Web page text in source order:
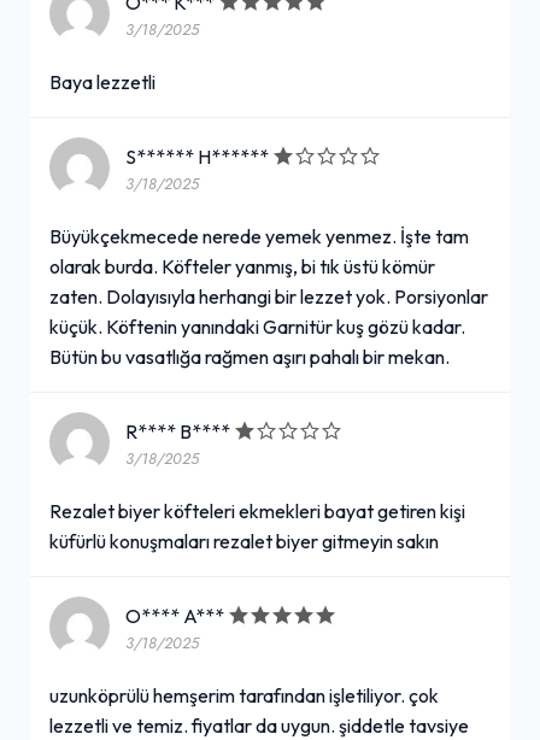
3/18/2025
Baya lezzetli
S****** H******
3/18/2025
Büyükçekmecede nerede yemek yenmez. İşte tam
olarak burda. Köfteler yanmış, bi tık üstü kömür
zaten. Dolayısıyla herhangi bir lezzet yok. Porsiyonlar
küçük. Köftenin yanındaki Garnitür kuş gözü kadar.
Bütün bu vasatlığa rağmen aşırı pahalı bir mekan.
R**** B****
3/18/2025
Rezalet biyer köfteleri ekmekleri bayat getiren kişi
küfürlü konuşmaları rezalet biyer gitmeyin sakın
O**** A***
3/18/2025
uzunköprülü hemşerim tarafından işletiliyor. çok
lezzetli ve temiz. fiyatlar da uygun. şiddetle tavsiye